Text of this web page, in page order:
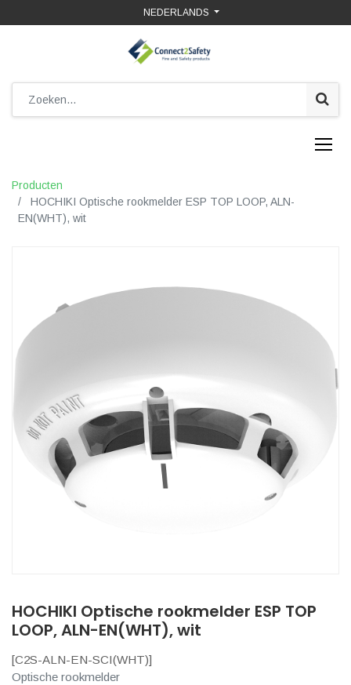
NEDERLANDS
Producten
HOCHIKI Optische rookmelder ESP TOP LOOP, ALN-
EN(WHT), wit
HOCHIKI Optische rookmelder ESP TOP
LOOP, ALN-EN(WHT), wit
[C2S-ALN-EN-SCI(WHT)]
Optische rookmelder